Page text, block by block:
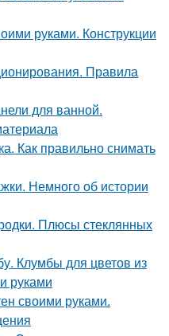
руками. Конструкции
Правила
для ванной.
Как правильно снимать
Немного об истории
Плюсы стеклянных
Клумбы для цветов из
руками
своими руками.